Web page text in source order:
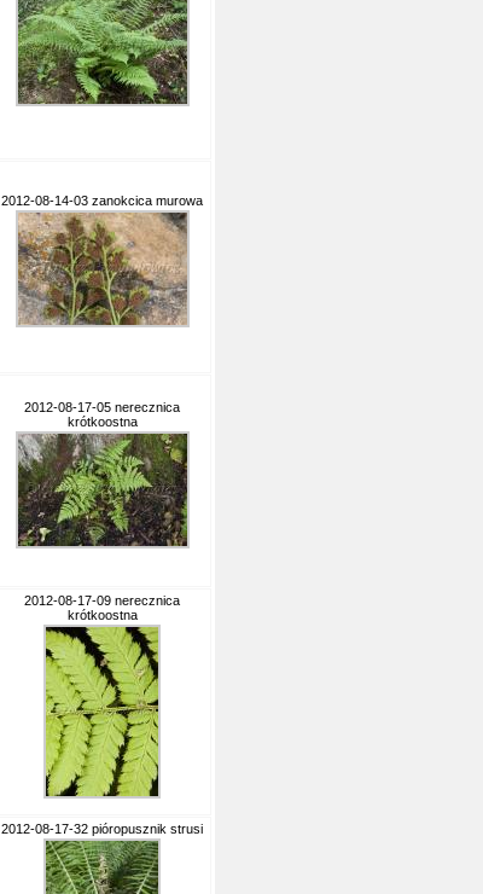
2012-08-14-03 zanokcica murowa
2012-08-17-05 nerecznica
krótkoostna
2012-08-17-09 nerecznica
krótkoostna
2012-08-17-32 pióropusznik strusi